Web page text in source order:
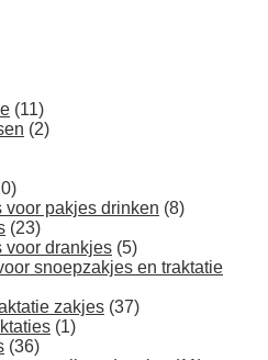
(11)
(2)
voor pakjes drinken (8)
(23)
voor drankjes (5)
snoepzakjes en traktatie
zakjes (37)
(1)
(36)